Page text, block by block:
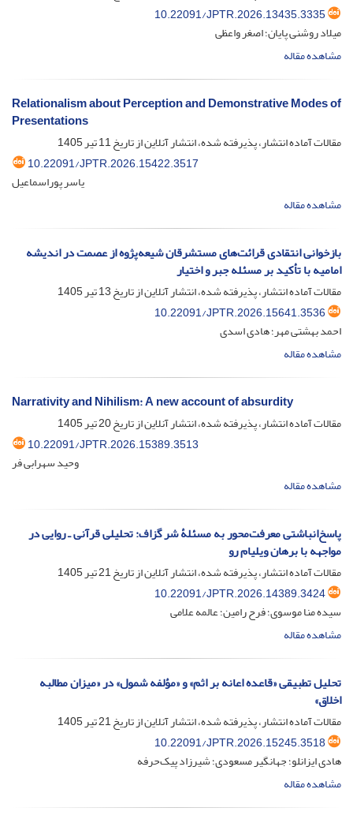
10.22091/JPTR.2026.13435.3335
میلاد روشنی پایان؛ اصغر واعظی
مشاهده مقاله
Relationalism about Perception and Demonstrative Modes of
Presentations
مقالات آماده انتشار، پذیرفته شده، انتشار آنلاین از تاریخ11 تیر 1405
10.22091/JPTR.2026.15422.3517
یاسر پوراسماعیل
مشاهده مقاله
بازخوانی انتقادی قرائت‌های مستشرقان شیعه‌پژوه از عصمت در اندیشه
امامیه با تأکید بر مسئله جبر و اختیار
مقالات آماده انتشار، پذیرفته شده، انتشار آنلاین از تاریخ13 تیر 1405
10.22091/JPTR.2026.15641.3536
احمد بهشتی مهر؛ هادی اسدی
مشاهده مقاله
Narrativity and Nihilism: A new account of absurdity
مقالات آماده انتشار، پذیرفته شده، انتشار آنلاین از تاریخ20 تیر 1405
10.22091/JPTR.2026.15389.3513
وحید سهرابی فر
مشاهده مقاله
پاسخ‌انباشتی معرفت‌محور به مسئلۀ شر گزاف: تحلیلی قرآنی ـ روایی در
مواجهه با برهان ویلیام رو
مقالات آماده انتشار، پذیرفته شده، انتشار آنلاین از تاریخ21 تیر 1405
10.22091/JPTR.2026.14389.3424
سیده منا موسوی؛ فرح رامین؛ عالمه علامی
مشاهده مقاله
تحلیل تطبیقی «قاعده اعانه بر اثم» و «مؤلفه شمول» در «میزان مطالبه
اخلاق»
مقالات آماده انتشار، پذیرفته شده، انتشار آنلاین از تاریخ21 تیر 1405
10.22091/JPTR.2026.15245.3518
هادی ایزانلو؛ جهانگیر مسعودی؛ شیرزاد پیک‌حرفه
مشاهده مقاله